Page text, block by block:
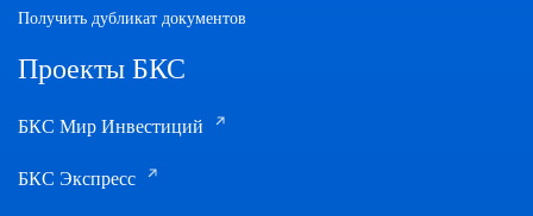
Получить дубликат документов
Проекты БКС
БКС Мир Инвестиций
БКС Экспресс